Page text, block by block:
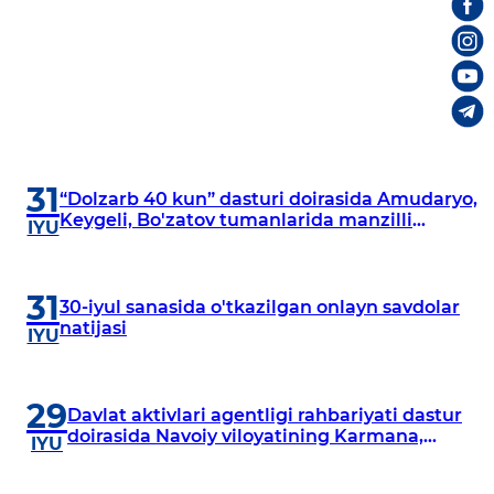
31
IYU
“Dolzarb 40 kun” dasturi doirasida Amudaryo,
Keygeli, Bo'zatov tumanlarida manzilli
31
IYU
30-iyul sanasida o'tkazilgan onlayn savdolar
natijasi
29
IYU
Davlat aktivlari agentligi rahbariyati dastur
doirasida Navoiy viloyatining Karmana,